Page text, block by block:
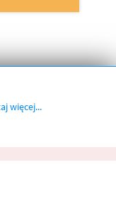
więcej...